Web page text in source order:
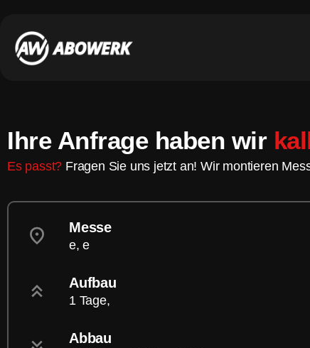
Ihre Anfrage haben wir
Es passt? Fragen Sie uns jetzt an! Wir montieren
Messe
e, e
Aufbau
1 Tage,
Abbau